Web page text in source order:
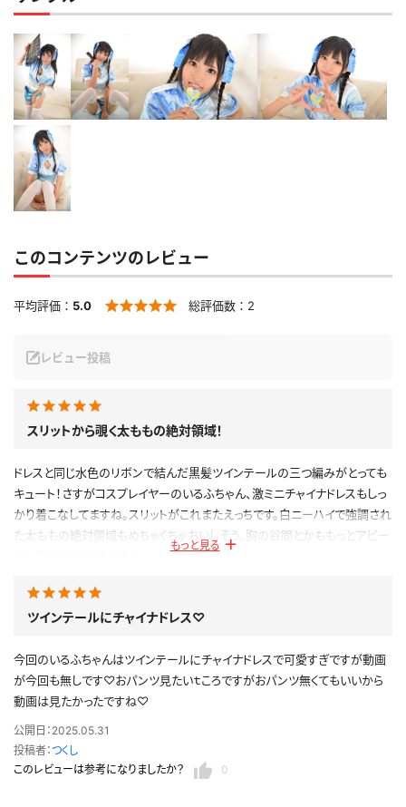
このコンテンツのレビュー
平均評価： 5.0 総評価数： 2
レビュー投稿
スリットから覗く太ももの絶対領域！
ドレスと同じ水色のリボンで結んだ黒髪ツインテールの三つ編みがとっても
キュート！さすがコスプレイヤーのいるふちゃん、激ミニチャイナドレスもしっ
かり着こなしてますね。スリットがこれまたえっちです。白ニーハイで強調され
た太ももの絶対領域もめちゃくちゃおいしそう。胸の谷間とかももっとアピー
公開日：2025.08.13
このレビューは参考になりましたか？
もっと見る
ツインテールにチャイナドレス♡
今回のいるふちゃんはツインテールにチャイナドレスで可愛すぎですが動画
が今回も無しです♡おパンツ見たいｔころですがおパンツ無くてもいいから
動画は見たかったですね♡
公開日：2025.05.31
投稿者： つくし
このレビューは参考になりましたか？
0